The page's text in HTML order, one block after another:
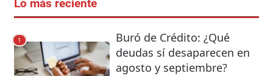
Lo más reciente
1
Buró de Crédito: ¿Qué
deudas sí desaparecen en
agosto y septiembre?